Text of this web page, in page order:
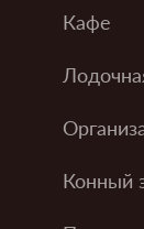
Кафе
Конный